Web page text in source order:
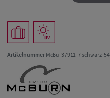
ArtikelnummerMcBu-37911-7 schwarz-54